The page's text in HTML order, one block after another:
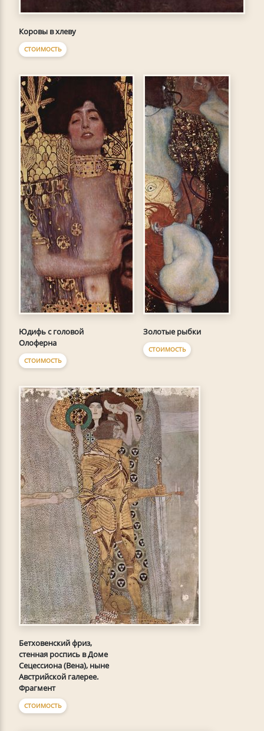
Коровы в хлеву
СТОИМОСТЬ
Юдифь с головой
Олоферна
СТОИМОСТЬ
Золотые рыбки
СТОИМОСТЬ
Бетховенский фриз,
стенная роспись в Доме
Сецессиона (Вена), ныне
Австрийской галерее.
Фрагмент
СТОИМОСТЬ